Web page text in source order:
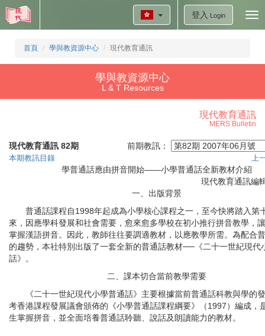
登入 Login
首頁 學與教資源中心 現代教育通訊
學與教資源中心
L & T Resources
現代教育通訊
MERS Bulletin
現代教育通訊 82期 前期教訊：
本期教訊目錄 上
學普通話應由拼音開始——小學普通話全新教材介紹
現代教育通訊編
一、出版背景
普通話課程自1998年起成為小學核心課程之一，至今快將踏入第
來，因應學科發展和社會需要，愈來愈多學校在初小推行拼音教學，
掌握漢語拼音。因此，教師往往要調適教材，以應教學所需。為配合
的趨勢，本社特別出版了一套全新的普通話教材──《二十一世紀現代
話》。
二、課本切合當前教學需要
《二十一世紀現代小學普通話》主要根據當前普通話科教與學的
考香港課程發展議會頒佈的《小學普通話課程綱要》（1997）編成，
生掌握拼音，並全面培養普通話聆聽、說話及朗讀能力的教材。